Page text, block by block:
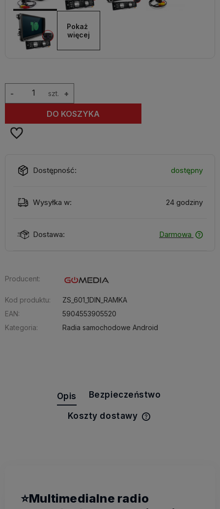
Pokaż
więcej
szt. +
-
DO KOSZYKA
Dostępność: dostępny
Wysyłka w: 24 godziny
Dostawa: Darmowa
Producent:
Kod produktu:
ZS_601_1DIN_RAMKA
EAN:
5904553905520
Kategoria:
Radia samochodowe Android
Opis Bezpieczeństwo
Koszty dostawy
⭐Multimedialne radio